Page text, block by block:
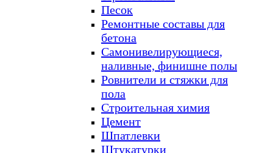
Песок
Ремонтные составы для
бетона
Самонивелирующиеся,
наливные, финишне полы
Ровнители и стяжки для
пола
Строительная химия
Цемент
Шпатлевки
Штукатурки